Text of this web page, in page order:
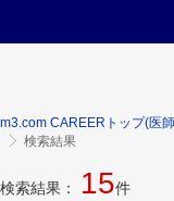
m3.com CAREERトップ(医
検索結果
検索結果： 15件